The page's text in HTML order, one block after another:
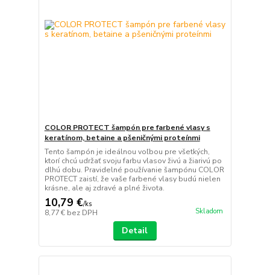
COLOR PROTECT šampón pre farbené vlasy s
keratínom, betaine a pšeničnými proteínmi
Tento šampón je ideálnou voľbou pre všetkých,
ktorí chcú udržať svoju farbu vlasov živú a žiarivú po
dlhú dobu. Pravidelné používanie šampónu COLOR
PROTECT zaistí, že vaše farbené vlasy budú nielen
krásne, ale aj zdravé a plné života.
10,79 €/ks
8,77 € bez DPH Skladom
Detail